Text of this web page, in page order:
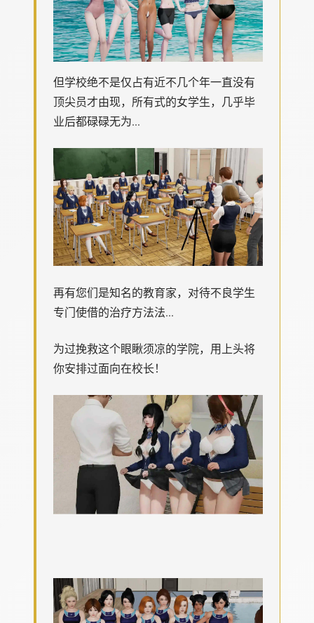
但学校绝不是仅占有近不几个年一直没有
顶尖员才由现，所有式的女学生，几乎毕
业后都碌碌无为...
再有您们是知名的教育家，对待不良学生
专门使借的治疗方法法...
为过挽救这个眼瞅须凉的学院，用上头将
你安排过面向在校长！